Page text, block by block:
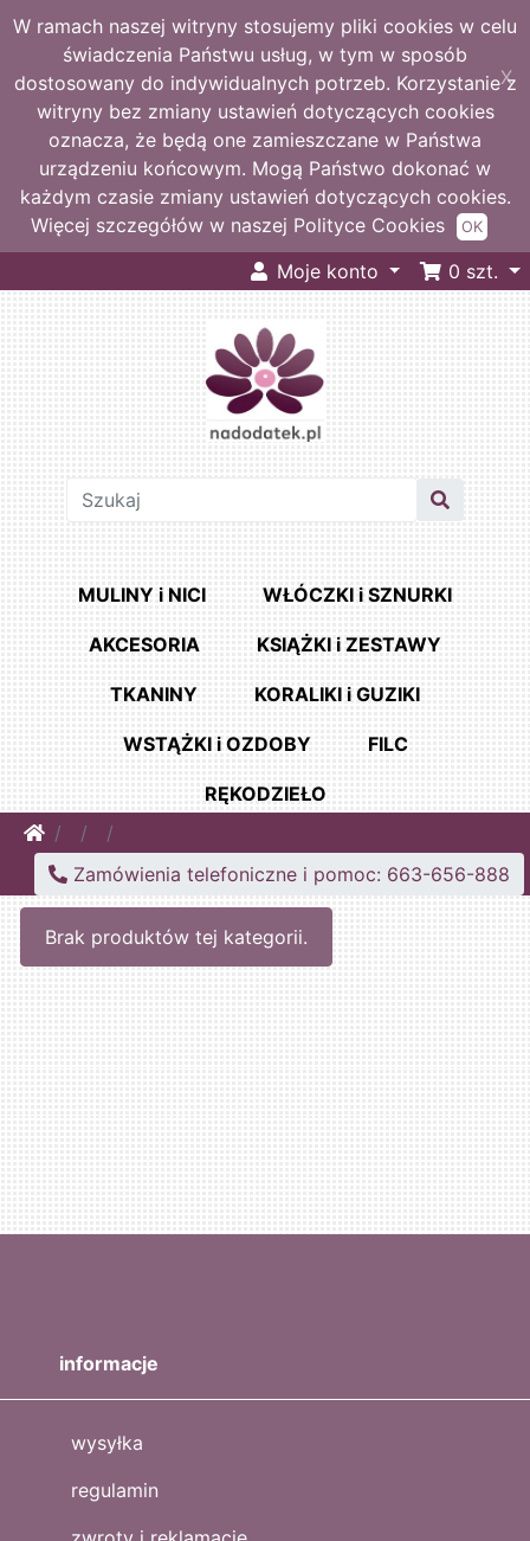
W ramach naszej witryny stosujemy pliki cookies w celu
świadczenia Państwu usług, w tym w sposób
dostosowany do indywidualnych potrzeb. Korzystanie z
witryny bez zmiany ustawień dotyczących cookies
oznacza, że będą one zamieszczane w Państwa
urządzeniu końcowym. Mogą Państwo dokonać w
każdym czasie zmiany ustawień dotyczących cookies.
Więcej szczegółów w naszej Polityce Cookies
X
OK
Moje konto 0 szt.
MULINY i NICI WŁÓCZKI i SZNURKI
AKCESORIA KSIĄŻKI i ZESTAWY
TKANINY KORALIKI i GUZIKI
WSTĄŻKI i OZDOBY FILC
RĘKODZIEŁO
Home
Zamówienia telefoniczne i pomoc: 663-656-888
Brak produktów tej kategorii.
informacje
wysyłka
regulamin